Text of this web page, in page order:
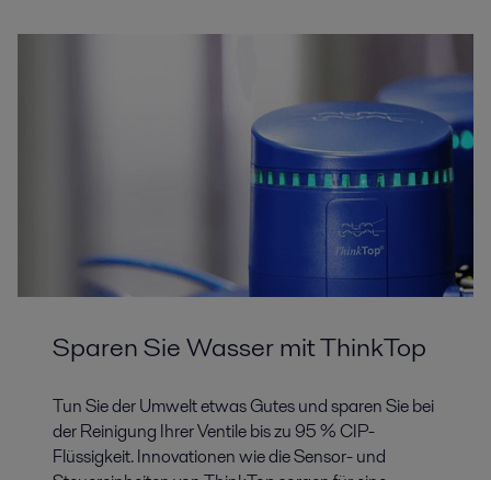
Sparen Sie Wasser mit ThinkTop
Tun Sie der Umwelt etwas Gutes und sparen Sie bei
der Reinigung Ihrer Ventile bis zu 95 % CIP-
Flüssigkeit. Innovationen wie die Sensor- und